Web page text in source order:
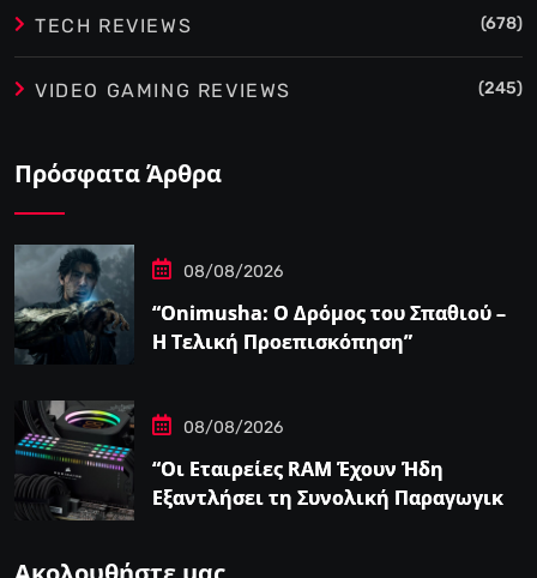
TECH REVIEWS (678)
VIDEO GAMING REVIEWS (245)
Πρόσφατα Άρθρα
08/08/2026
“Onimusha: Ο Δρόμος του Σπαθιού –
Η Τελική Προεπισκόπηση”
08/08/2026
“Οι Εταιρείες RAM Έχουν Ήδη
Εξαντλήσει τη Συνολική Παραγωγική